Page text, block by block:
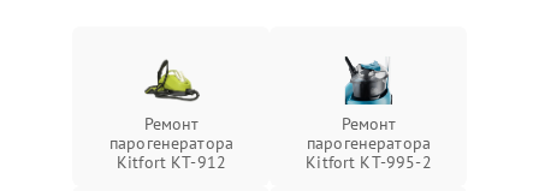
Ремонт
парогенератора
Kitfort КТ-912
Ремонт
парогенератора
Kitfort КТ-995-2